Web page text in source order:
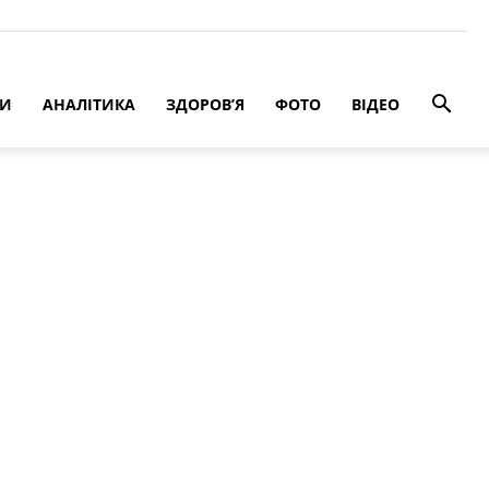
АНАЛІТИКА ЗДОРОВ’Я ФОТО ВІДЕО